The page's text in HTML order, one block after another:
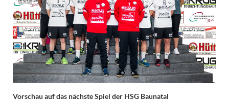
Vorschau auf das nächste Spiel der HSG Baunatal